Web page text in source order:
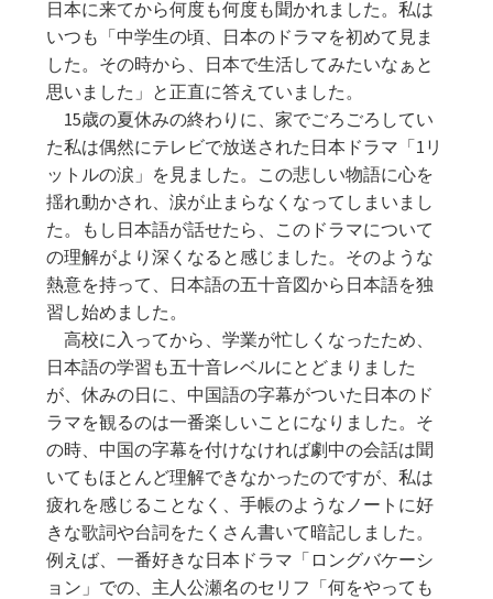
日本に来てから何度も何度も聞かれました。私は
いつも「中学生の頃、日本のドラマを初めて見ま
した。その時から、日本で生活してみたいなぁと
思いました」と正直に答えていました。
15歳の夏休みの終わりに、家でごろごろしてい
た私は偶然にテレビで放送された日本ドラマ「1リ
ットルの涙」を見ました。この悲しい物語に心を
揺れ動かされ、涙が止まらなくなってしまいまし
た。もし日本語が話せたら、このドラマについて
の理解がより深くなると感じました。そのような
熱意を持って、日本語の五十音図から日本語を独
習し始めました。
高校に入ってから、学業が忙しくなったため、
日本語の学習も五十音レベルにとどまりました
が、休みの日に、中国語の字幕がついた日本のド
ラマを観るのは一番楽しいことになりました。そ
の時、中国の字幕を付けなければ劇中の会話は聞
いてもほとんど理解できなかったのですが、私は
疲れを感じることなく、手帳のようなノートに好
きな歌詞や台詞をたくさん書いて暗記しました。
例えば、一番好きな日本ドラマ「ロングバケーシ
ョン」での、主人公瀬名のセリフ「何をやっても